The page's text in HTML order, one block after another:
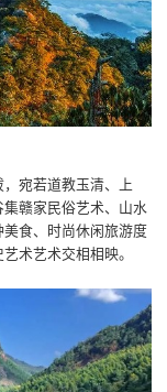
宛若道教玉清、上
赣家民俗艺术、山水
食、时尚休闲旅游度
术艺术交相相映。